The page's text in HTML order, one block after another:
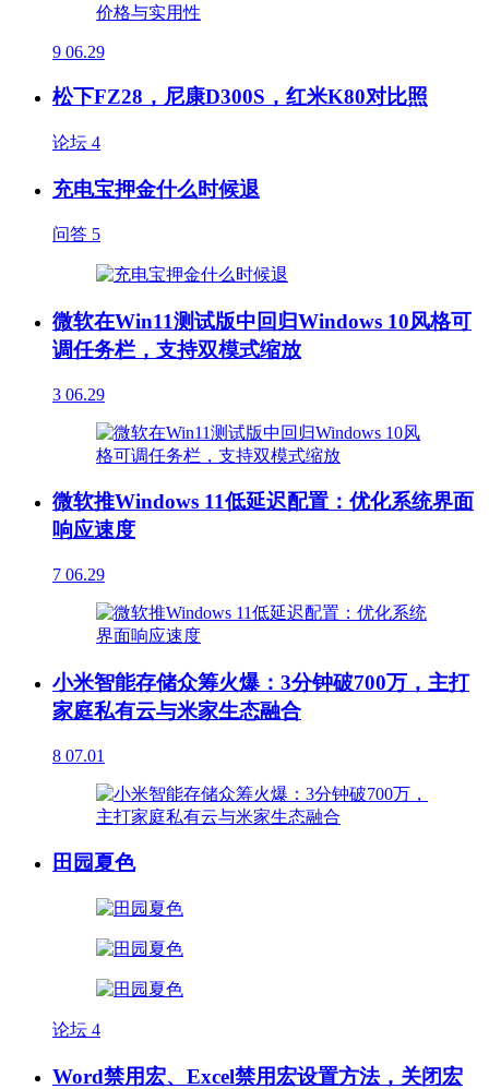
9 06.29
松下FZ28，尼康D300S，红米K80对比照
论坛 4
充电宝押金什么时候退
问答 5
微软在Win11测试版中回归Windows 10风格可
调任务栏，支持双模式缩放
3 06.29
微软推Windows 11低延迟配置：优化系统界面
响应速度
7 06.29
小米智能存储众筹火爆：3分钟破700万，主打
家庭私有云与米家生态融合
8 07.01
田园夏色
论坛 4
Word禁用宏、Excel禁用宏设置方法，关闭宏